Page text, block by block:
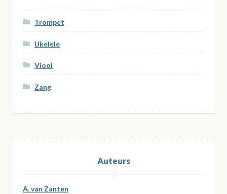
Trompet
Ukelele
Viool
Zang
Auteurs
A. van Zanten